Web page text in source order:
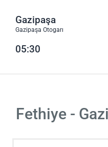
Gazipaşa
Gazipaşa Otogarı
05:30
Fethiye -